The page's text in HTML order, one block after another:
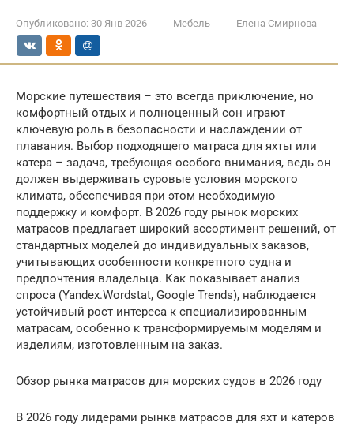
Опубликовано: 30 Янв 2026 Мебель Елена Смирнова
Морские путешествия – это всегда приключение, но
комфортный отдых и полноценный сон играют
ключевую роль в безопасности и наслаждении от
плавания. Выбор подходящего матраса для яхты или
катера – задача, требующая особого внимания, ведь он
должен выдерживать суровые условия морского
климата, обеспечивая при этом необходимую
поддержку и комфорт. В 2026 году рынок морских
матрасов предлагает широкий ассортимент решений, от
стандартных моделей до индивидуальных заказов,
учитывающих особенности конкретного судна и
предпочтения владельца. Как показывает анализ
спроса (Yandex.Wordstat, Google Trends), наблюдается
устойчивый рост интереса к специализированным
матрасам, особенно к трансформируемым моделям и
изделиям, изготовленным на заказ.
Обзор рынка матрасов для морских судов в 2026 году
В 2026 году лидерами рынка матрасов для яхт и катеров